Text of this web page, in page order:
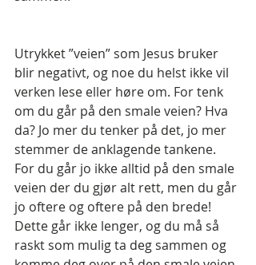
Utrykket ”veien” som Jesus bruker
blir negativt, og noe du helst ikke vil
verken lese eller høre om. For tenk
om du går på den smale veien? Hva
da? Jo mer du tenker på det, jo mer
stemmer de anklagende tankene.
For du går jo ikke alltid på den smale
veien der du gjør alt rett, men du går
jo oftere og oftere på den brede!
Dette går ikke lenger, og du må så
raskt som mulig ta deg sammen og